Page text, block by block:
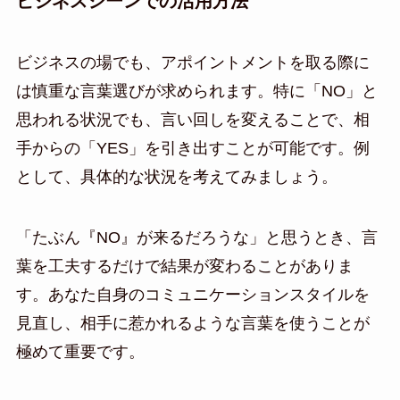
ビジネスの場でも、アポイントメントを取る際に
は慎重な言葉選びが求められます。特に「NO」と
思われる状況でも、言い回しを変えることで、相
手からの「YES」を引き出すことが可能です。例
として、具体的な状況を考えてみましょう。
「たぶん『NO』が来るだろうな」と思うとき、言
葉を工夫するだけで結果が変わることがありま
す。あなた自身のコミュニケーションスタイルを
見直し、相手に惹かれるような言葉を使うことが
極めて重要です。